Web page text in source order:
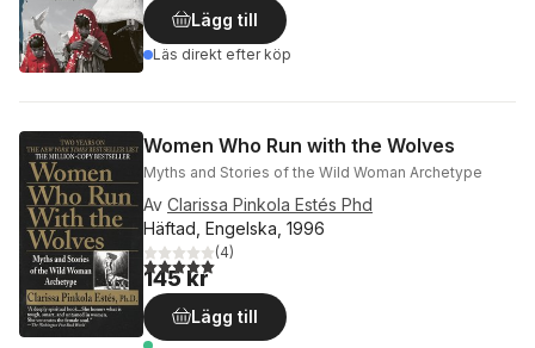
Lägg till
Läs direkt efter köp
Women Who Run with the Wolves
Myths and Stories of the Wild Woman Archetype
Av Clarissa Pinkola Estés Phd
Häftad, Engelska, 1996
5,0utav 5 stjärnor. Totalt antal röster:
(4)
145 kr
Lägg till